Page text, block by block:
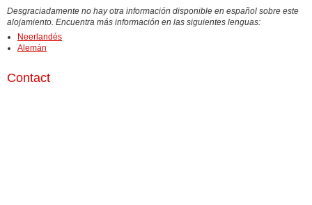
Desgraciadamente no hay otra información disponible en español sobre este
alojamiento. Encuentra más información en las siguientes lenguas:
Neerlandés
Alemán
Contact